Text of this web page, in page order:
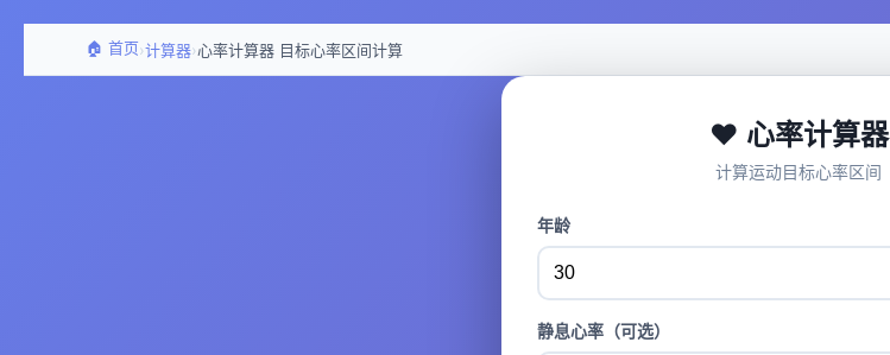
🏠 首页›计算器›心率计算器 目标心率区间计算
❤️ 心率计算器
计算运动目标心率区间
年龄
静息心率（可选）